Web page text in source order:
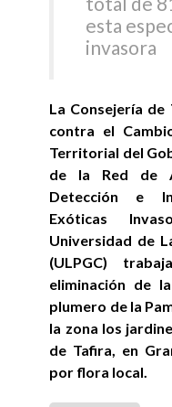
esta
invasora
La Consejería de
contra el
Territorial del
de la Red de
Detección e
Exóticas
Universidad de
(ULPGC)
eliminación de
plumero de la
la zona los
de Tafira, en
por flora local.